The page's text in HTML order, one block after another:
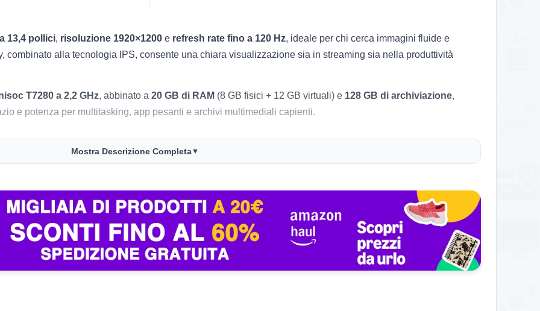
13,4 pollici, risoluzione 1920×1200 e refresh rate fino a 120 Hz, ideale per chi cerca immagini fluide e
combinato alla tecnologia IPS, consente una chiara visualizzazione sia in streaming sia nella produttività
T7280 a 2,2 GHz, abbinato a 20 GB di RAM (8 GB fisici + 12 GB virtuali) e 128 GB di archiviazione,
e potenza per multitasking, app pesanti e archivi multimediali capienti.
e dettagli definiti.
per gestire applicazioni e multitasking senza rallentamenti.
intera di utilizzo misto.
Mostra Descrizione Completa▼